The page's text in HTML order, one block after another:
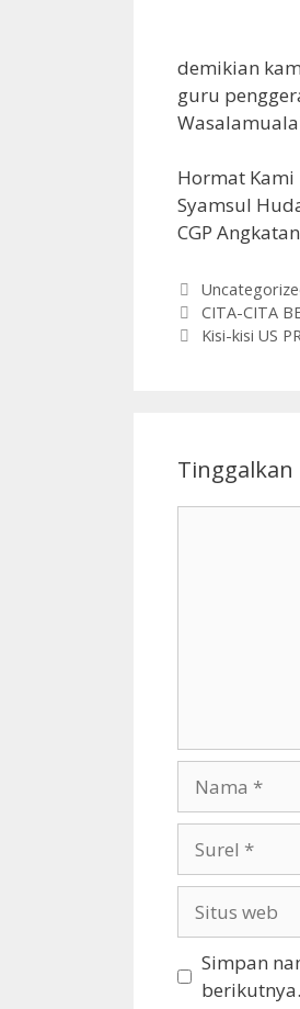
demikian
guru
Hormat Kami
Syamsul
CGP
Kategori
CITA-CITA
Kisi-kisi US
web
Simpan
berikutnya.